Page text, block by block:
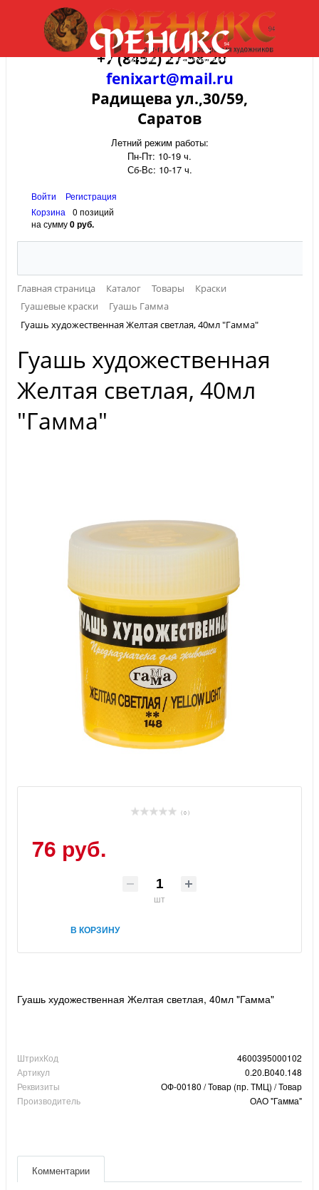
+7 (8452) 27-58-20
fenixart@mail.ru
Радищева ул.,30/59,
Саратов
Летний режим работы:
Пн-Пт: 10-19 ч.
Сб-Вс: 10-17 ч.
Войти
Регистрация
Корзина
0 позиций
на сумму0 руб.
Главная страница Каталог Товары
Краски
Гуашевые краски
Гуашь Гамма
Гуашь художественная Желтая светлая, 40мл "Гамма"
Гуашь художественная
Желтая светлая, 40мл
"Гамма"
( 0 )
76 руб.
шт
В КОРЗИНУ
Гуашь художественная Желтая светлая, 40мл "Гамма"
ШтрихКод
4600395000102
Артикул
0.20.В040.148
Реквизиты
ОФ-00180 / Товар (пр. ТМЦ) / Товар
Производитель
ОАО "Гамма"
Комментарии